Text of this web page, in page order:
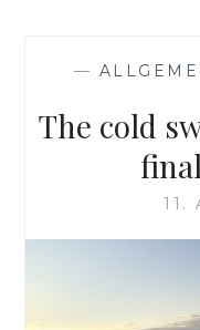
—
The cold
11.